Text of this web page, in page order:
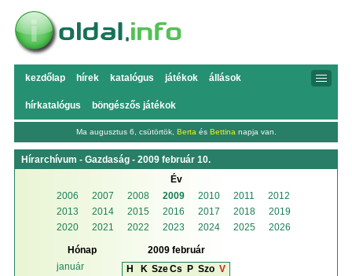
kezdőlap hírek katalógus játékok állások
hírkatalógus böngészős játékok
Ma augusztus 6, csütörtök, Berta és Bettina napja van.
Hírarchívum - Gazdaság - 2009 február 10.
Év
2006
2007 2008 2009 2010 2011
2012
2013
2014 2015 2016 2017 2018
2019
2020
2021 2022 2023 2024 2025 2026
Hónap
január
2009 február
H
K SzeCs P Szo V